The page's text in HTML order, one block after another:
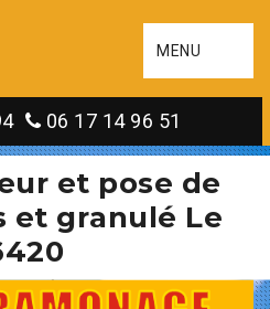
MENU
06 17 14 96 51
et pose de
et granulé Le